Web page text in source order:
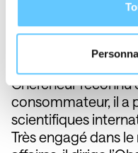
Doyen, FSA ULaval
Frank Pons est
à la Faculté des
Chercheur
consommateur, il a
scientifiques
Très engagé dans